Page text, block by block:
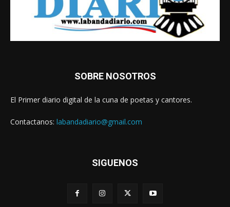
SOBRE NOSOTROS
El Primer diario digital de la cuna de poetas y cantores.
Contactanos: labandadiario@gmail.com
SIGUENOS